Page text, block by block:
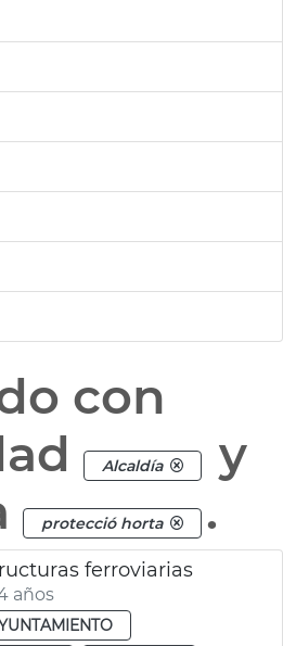
con
Alcaldía
y
protecció horta .
ferroviarias
años